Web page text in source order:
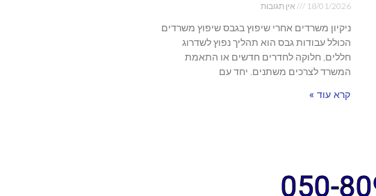
18/01/2026 אין תגובות
ניקיון משרדים אחרי שיפוץ בגבס שיפוץ משרדים
הכולל עבודות גבס הוא תהליך נפוץ לשדרוג
חללים, חלוקה לחדרים חדשים או התאמת
המשרד לצרכים משתנים. יחד עם
קרא עוד »